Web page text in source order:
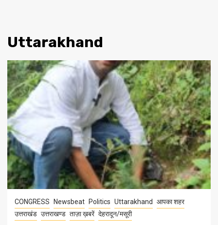
Uttarakhand
CONGRESS Newsbeat Politics Uttarakhand
आपका शहर
उत्तराखंड उत्तराखण्ड ताज़ा ख़बरें देहरादून/मसूरी